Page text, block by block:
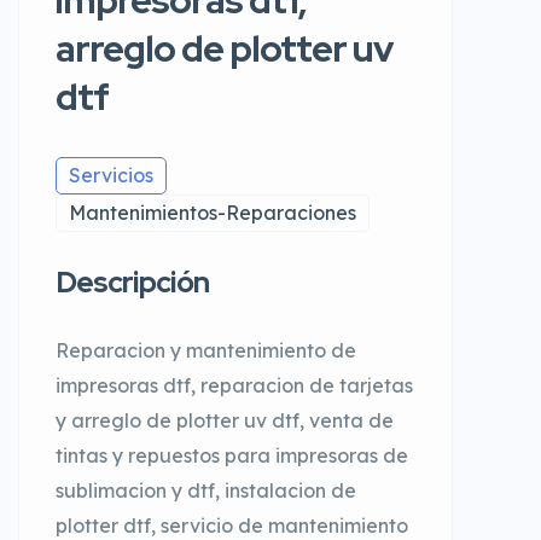
arreglo de plotter uv
dtf
Servicios
Mantenimientos-Reparaciones
Descripción
Reparacion y mantenimiento de
impresoras dtf, reparacion de tarjetas
y arreglo de plotter uv dtf, venta de
tintas y repuestos para impresoras de
sublimacion y dtf, instalacion de
plotter dtf, servicio de mantenimiento